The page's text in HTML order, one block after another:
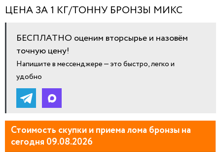
ЦЕНА ЗА 1 КГ/ТОННУ БРОНЗЫ МИКС
БЕСПЛАТНО оценим вторсырье и назовём
точную цену!
Напишите в мессенджере — это быстро, легко и
удобно
Стоимость скупки и приема лома бронзы на
сегодня 09.08.2026